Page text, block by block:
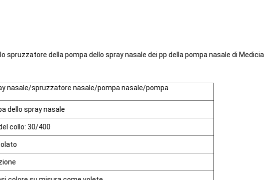
spruzzatore della pompa dello spray nasale dei pp della pompa nasale di Medicial
nasale/spruzzatore nasale/pompa nasale/pompa
dello spray nasale
collo: 30/400